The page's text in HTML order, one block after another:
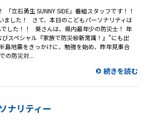
ンツ・アプリ
ケンジュ 愛の募金
防災・減災
「立石勇生 SUNNY SIDE」番組スタッフです！！
ました！ さて、本日のこどもパーソナリティは
した！！ 葵さんは、県内最年少の防災士！ 年
びスペシャル『家族で防災㊙新常識！』"にも出
島地震をきっかけに、勉強を始め、昨年見事合
の防災対...
続きを読む
ナリティー